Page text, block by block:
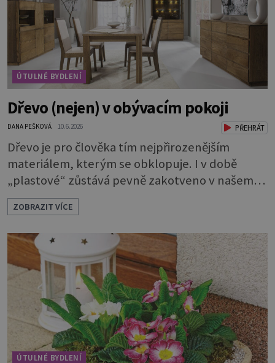
ÚTULNÉ BYDLENÍ
Dřevo (nejen) v obývacím pokoji
DANA PEŠKOVÁ 10.6.2026 PŘEHRÁT
Dřevo je pro člověka tím nejpřirozenějším
materiálem, kterým se obklopuje. I v době
„plastové“ zůstává pevně zakotveno v našem
životě. Se dřevem jsme tak srostlí, že je nám
příjemné na dotyk, voní nám a podporuje
kladné vlivy našeho prostředí. Máte chuť
pořídit si 100% masiv a nevíte, jestli se bude do
vašeho interiéru hodit?Dřevěný nábytek sluší
každému pokoji. Jak ho správně použít? Které
ZOBRAZIT VÍCE
ÚTULNÉ BYDLENÍ